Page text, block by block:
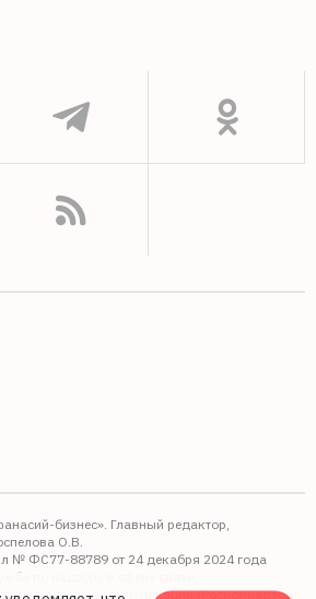
бизнес». Главный редактор,
О.В.
№ ФС77-88789 от 24 декабря 2024 года
по надзору в сфере связи,
и массовых коммуникаций (Роскомнадзор).